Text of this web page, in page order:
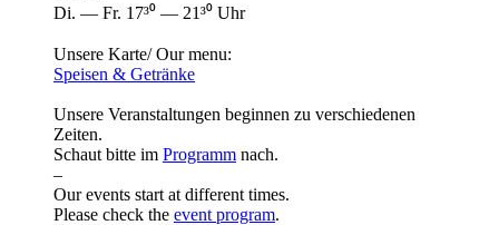
Di. — Fr. 17³⁰ — 21³⁰ Uhr
Unsere Karte/ Our menu:
Speisen & Getränke
Unsere Veranstaltungen beginnen zu verschiedenen
Zeiten.
Schaut bitte im Programm nach.
–
Our events start at different times.
Please check the event program.